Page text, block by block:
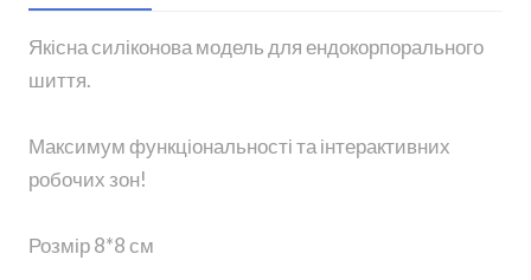
Якісна силіконова модель для ендокорпорального
шиття.
Максимум функціональності та інтерактивних
робочих зон!
Розмір 8*8 см